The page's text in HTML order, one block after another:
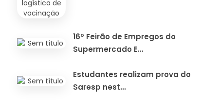
16º Feirão de Empregos do
Supermercado E...
Estudantes realizam prova do
Saresp nest...